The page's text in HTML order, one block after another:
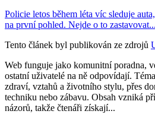
Policie letos během léta víc sleduje
na první pohled. Nejde o to zastavovat...
Tento článek byl publikován ze zdrojů
Web funguje jako komunitní poradna,
ostatní uživatelé na ně odpovídají.
zdraví, vztahů a životního stylu, přes
techniku nebo zábavu. Obsah vzniká
názorů, takže čtenáři získají...